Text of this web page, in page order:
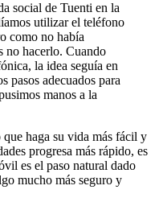
social de Tuenti en la
utilizar el teléfono
como no había
no hacerlo. Cuando
la idea seguía en
pasos adecuados para
manos a la
haga su vida más fácil y
progresa más rápido, es
es el paso natural dado
mucho más seguro y